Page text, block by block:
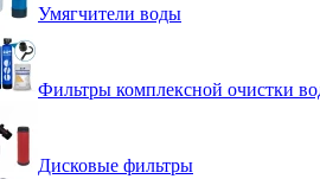
Умягчители воды
Фильтры комплексной очистки
Дисковые фильтры